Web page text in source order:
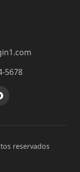
5678
reservados